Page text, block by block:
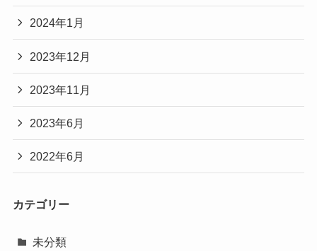
2024年1月
2023年12月
2023年11月
2023年6月
2022年6月
カテゴリー
未分類